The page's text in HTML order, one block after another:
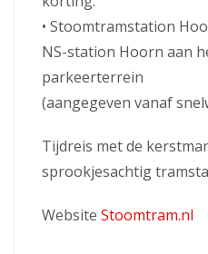
• Stoomtramstation
NS-station Hoorn aan
parkeerterrein
(aangegeven vanaf
Tijdreis met de
sprookjesachtig
Website Stoomtram.nl